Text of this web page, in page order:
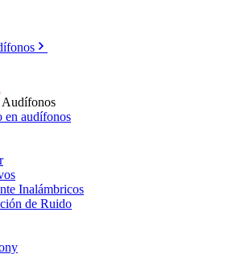
Audífonos
en audífonos
Inalámbricos
de Ruido